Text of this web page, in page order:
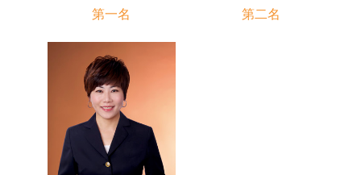
第一名 第二名